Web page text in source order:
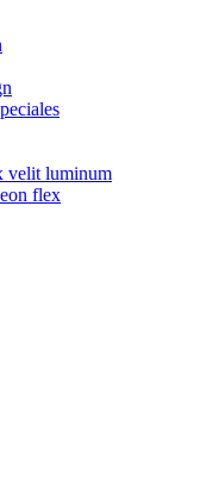
luminum
flex